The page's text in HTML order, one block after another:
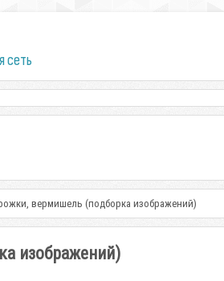
сеть
вермишель (подборка изображений)
изображений)